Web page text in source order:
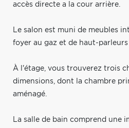
accès directe a la cour arrière.
Le salon est muni de meubles
foyer au gaz et de haut-
À l'étage, vous trouverez trois
dimensions, dont la chambre
aménagé.
La salle de bain comprend une